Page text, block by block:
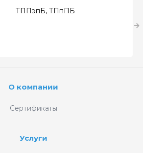
ТППэпБ, ТПпПБ
О компании
Сертификаты
Услуги